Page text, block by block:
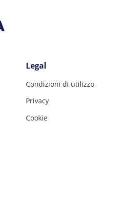
Legal
Condizioni di utilizzo
Privacy
Cookie